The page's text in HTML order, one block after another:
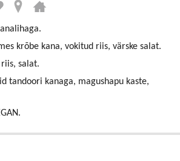
krõbe kana, vokitud riis, värske salat.
salat.
tandoori kanaga, magushapu kaste,